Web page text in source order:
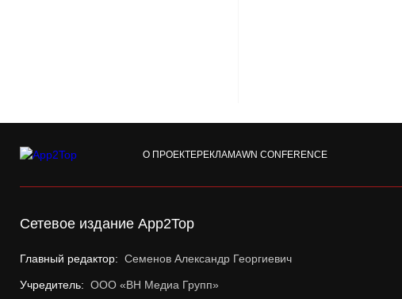
О ПРОЕКТЕРЕКЛАМАWN CONFERENCE
Сетевое издание App2Top
Главный редактор: Семенов Александр Георгиевич
Учредитель: ООО «ВН Медиа Групп»